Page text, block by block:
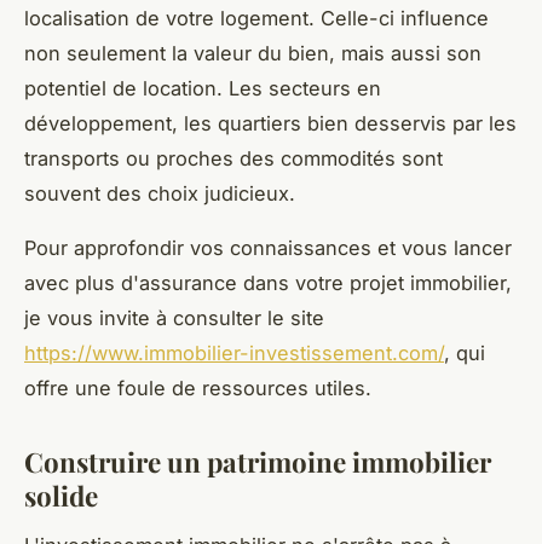
localisation de votre logement. Celle-ci influence
non seulement la valeur du bien, mais aussi son
potentiel de location. Les secteurs en
développement, les quartiers bien desservis par les
transports ou proches des commodités sont
souvent des choix judicieux.
Pour approfondir vos connaissances et vous lancer
avec plus d'assurance dans votre projet immobilier,
je vous invite à consulter le site
https://www.immobilier-investissement.com/, qui
offre une foule de ressources utiles.
Construire un patrimoine immobilier
solide